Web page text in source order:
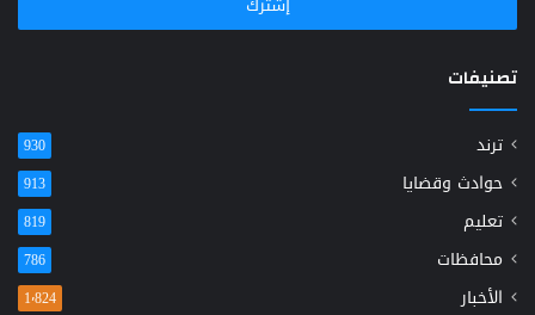
تصنيفات
ترند 930
حوادث وقضايا 913
تعليم 819
محافظات 786
الأخبار 1٬824